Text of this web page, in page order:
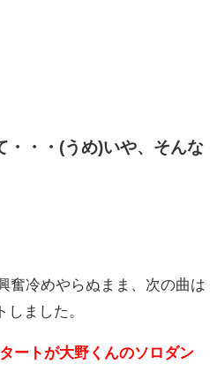
・・・(うめ)いや、そんな
奮冷めやらぬまま、次の曲は
ました。
ートが大野くんのソロダン